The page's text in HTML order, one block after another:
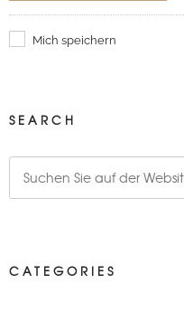
Mich speichern
SEARCH
CATEGORIES